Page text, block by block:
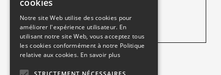
Tél :03 21 13 20 20
cookies
Notre site Web utilise des cookies pour
améliorer l'expérience utilisateur. En
utilisant notre site Web, vous acceptez tous
les cookies conformément à notre Politique
relative aux cookies. En savoir plus